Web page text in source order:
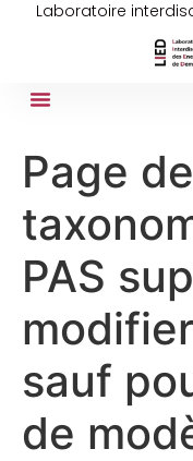
Laboratoire
Page
PAS
sauf
de